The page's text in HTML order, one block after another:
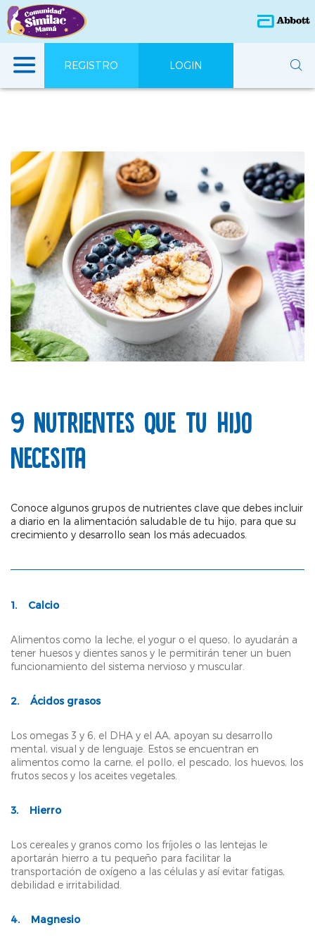
REGISTRO LOGIN
9 Nutrientes que tu hijo
necesita
Conoce algunos grupos de nutrientes clave que debes incluir
a diario en la alimentación saludable de tu hijo, para que su
crecimiento y desarrollo sean los más adecuados.
1. Calcio
Alimentos como la leche, el yogur o el queso, lo ayudarán a
tener huesos y dientes sanos y le permitirán tener un buen
funcionamiento del sistema nervioso y muscular.
2. Ácidos grasos
Los omegas 3 y 6, el DHA y el AA, apoyan su desarrollo
mental, visual y de lenguaje. Estos se encuentran en
alimentos como la carne, el pollo, el pescado, los huevos, los
frutos secos y los aceites vegetales.
3. Hierro
Los cereales y granos como los fríjoles o las lentejas le
aportarán hierro a tu pequeño para facilitar la
transportación de oxígeno a las células y así evitar fatigas,
debilidad e irritabilidad.
4. Magnesio